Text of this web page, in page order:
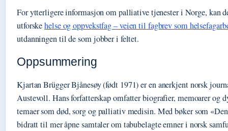
For ytterligere informasjon om palliative tjenester i Norge, kan
utforskehelse og oppvekstfag – veien til fagbrev som
utdanningen til de som jobber i feltet.
Oppsummering
Kjartan Brügger Bjånesøy (født 1971) er en anerkjent norsk
Austevoll. Hans forfatterskap omfatter biografier, memoarer og
temaer som død, sorg og palliativ medisin. Med bøker som
bidratt til mer åpne samtaler om tabubelagte emner i norsk